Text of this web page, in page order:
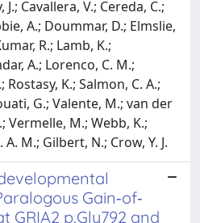
Cavallera, V.; Cereda, C.;
A.; Doummar, D.; Elmslie,
R.; Lamb, K.;
A.; Lorenco, C. M.;
Rostasy, K.; Salmon, C. A.;
G.; Valente, M.; van der
Vermelle, M.; Webb, K.;
A. M.; Gilbert, N.; Crow, Y. J.
Gain‐of‐
GRIA2 p.Gly792 and